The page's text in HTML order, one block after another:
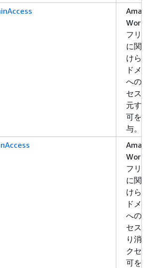
フリ
に関
けら
ドメ
への
セス
元す
可を付
与。
フリ
に関
けら
ドメ
への
セス
り消
クセ
可を